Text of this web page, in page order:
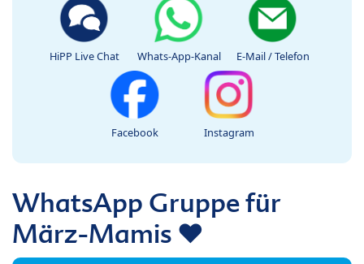
HiPP Live Chat Whats-App-Kanal E-Mail / Telefon
Facebook Instagram
WhatsApp Gruppe für
März-Mamis ❤️